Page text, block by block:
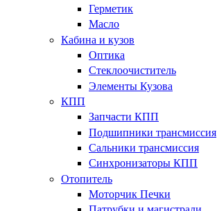
Герметик
Масло
Кабина и кузов
Оптика
Стеклоочиститель
Элементы Кузова
КПП
Запчасти КПП
Подшипники трансмиссия
Сальники трансмиссия
Синхронизаторы КПП
Отопитель
Моторчик Печки